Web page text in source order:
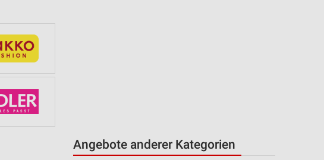
Angebote anderer Kategorien